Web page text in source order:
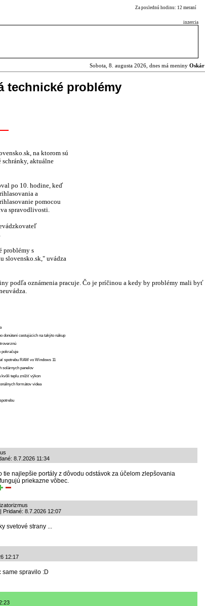
Za poslednú hodinu: 12 meraní
inzercia
Sobota, 8. augusta 2026, dnes má meniny Oskár
technické problémy
na ktorom sú
schránky, aktuálne
po 10. hodine, keď
a
pomocou
spravodlivosti.
problémy s
slovensko.sk," uvádza
podľa oznámenia pracuje. Čo je príčinou a kedy by problémy mali byť
donútení cestujúcich na takýto nákup
pokračuje
spotrebu RAM vo Windows 11
solárnych panelov
kvôli teplu znížiť výkon
formátov videa
8.7.2026 11:34
tie najlepšie portály z dôvodu odstávok za účelom zlepšovania
priekazne vôbec.
Pridané: 8.7.2026 12:07
svetové strany ...
12:17
same spravilo :D